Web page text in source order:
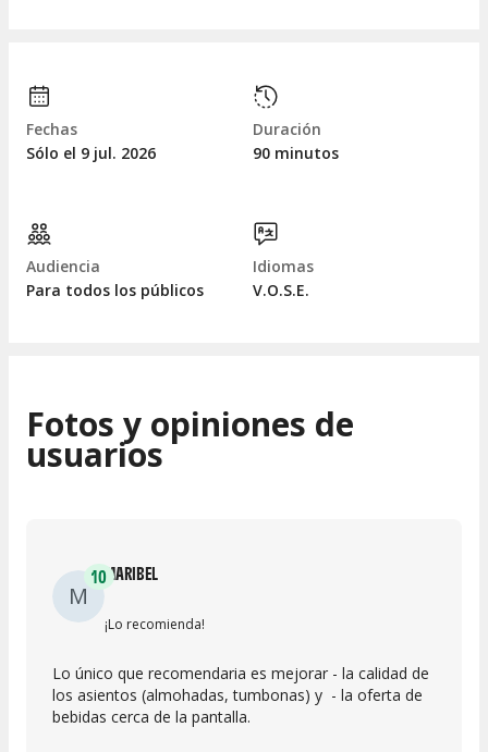
Fechas
Sólo el 9 jul. 2026
Duración
90 minutos
Audiencia
Para todos los públicos
Idiomas
V.O.S.E.
Fotos y opiniones de
usuarios
M
10MARIBEL
¡Lo recomienda!
Lo único que recomendaria es mejorar - la calidad de
los asientos (almohadas, tumbonas) y - la oferta de
bebidas cerca de la pantalla.